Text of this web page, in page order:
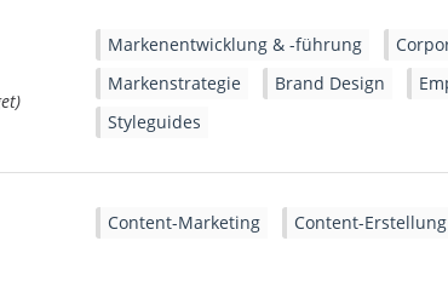
Markenentwicklung & -führung
Markenstrategie
Brand Design
Styleguides
Content-Marketing Content-Erstellung